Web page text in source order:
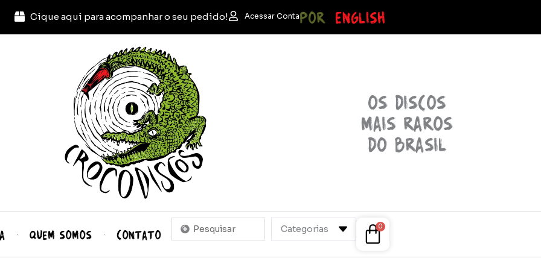
Cique aqui para acompanhar o seu pedido! Acessar ContaPOR ENGLISH
OS discos
mais raros
do brasil
QUEM SOMOS CONTATO
Pesquisar
...
Categorias 0
Cart